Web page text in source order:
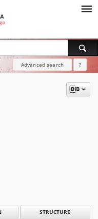
Advanced search ?
STRUCTURE